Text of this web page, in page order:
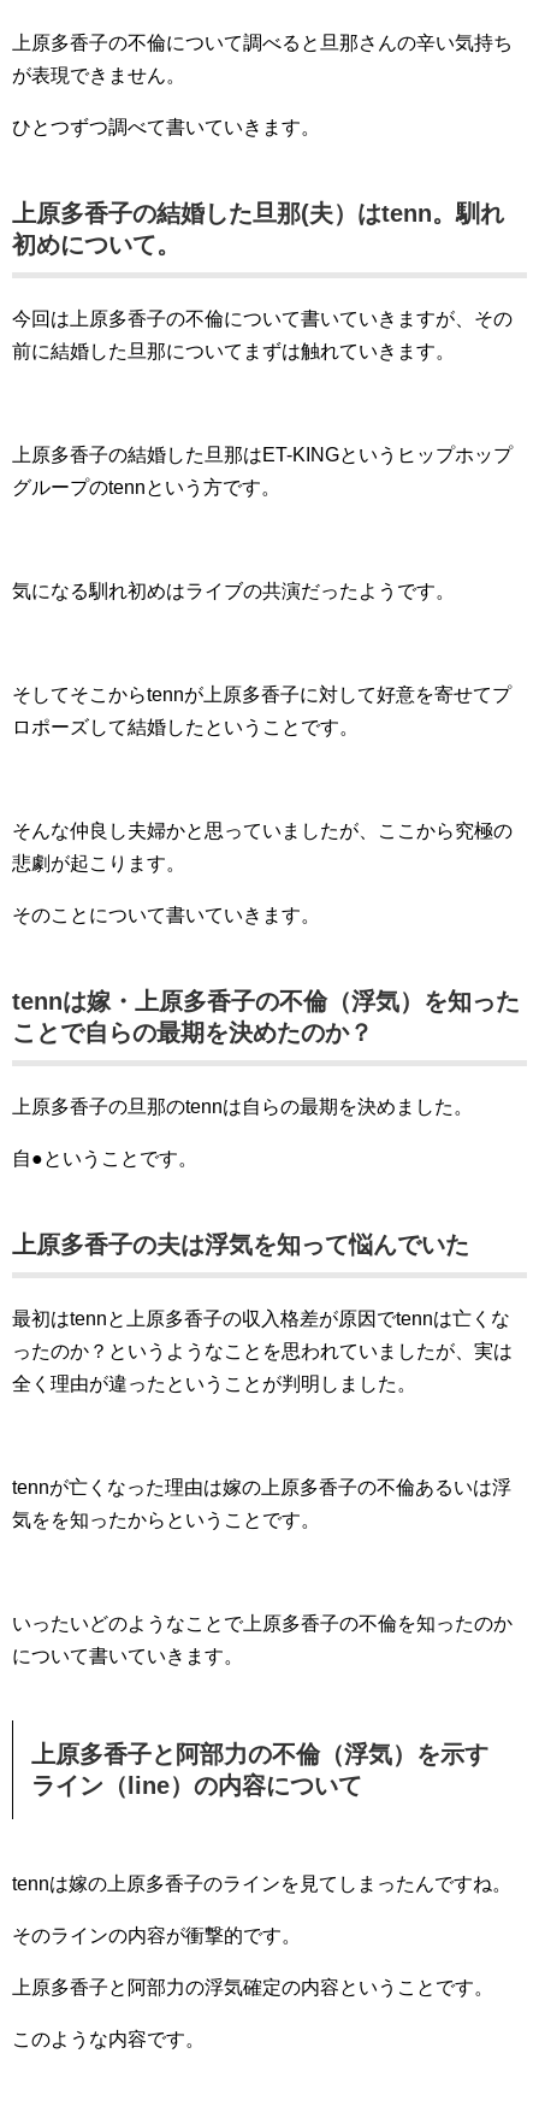
上原多香子の不倫について調べると旦那さんの辛い気持ち
が表現できません。
ひとつずつ調べて書いていきます。
上原多香子の結婚した旦那(夫）はtenn。馴れ
初めについて。
今回は上原多香子の不倫について書いていきますが、その
前に結婚した旦那についてまずは触れていきます。
上原多香子の結婚した旦那はET-KINGというヒップホップ
グループのtennという方です。
気になる馴れ初めはライブの共演だったようです。
そしてそこからtennが上原多香子に対して好意を寄せてプ
ロポーズして結婚したということです。
そんな仲良し夫婦かと思っていましたが、ここから究極の
悲劇が起こります。
そのことについて書いていきます。
tennは嫁・上原多香子の不倫（浮気）を知った
ことで自らの最期を決めたのか？
上原多香子の旦那のtennは自らの最期を決めました。
自●ということです。
上原多香子の夫は浮気を知って悩んでいた
最初はtennと上原多香子の収入格差が原因でtennは亡くな
ったのか？というようなことを思われていましたが、実は
全く理由が違ったということが判明しました。
tennが亡くなった理由は嫁の上原多香子の不倫あるいは浮
気をを知ったからということです。
いったいどのようなことで上原多香子の不倫を知ったのか
について書いていきます。
上原多香子と阿部力の不倫（浮気）を示す
ライン（line）の内容について
tennは嫁の上原多香子のラインを見てしまったんですね。
そのラインの内容が衝撃的です。
上原多香子と阿部力の浮気確定の内容ということです。
このような内容です。